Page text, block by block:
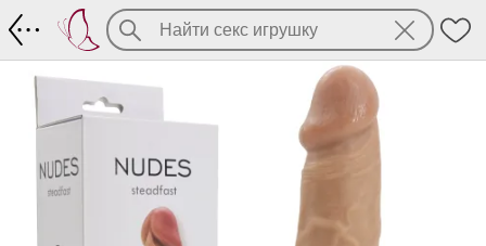
Фаллоимитатор рельефный Lola